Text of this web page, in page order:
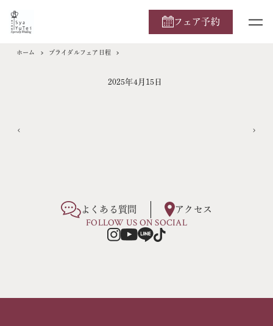
フェア予約
ホーム ブライダルフェア日程
2025年4月15日
よくある質問 アクセス
FOLLOW US ON SOCIAL